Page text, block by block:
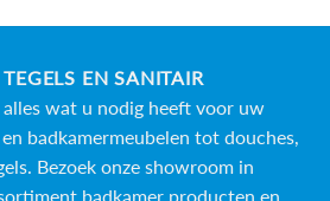
EN SANITAIR
wat u nodig heeft voor uw
badkamermeubelen tot douches,
. Bezoek onze showroom in
badkamer producten en